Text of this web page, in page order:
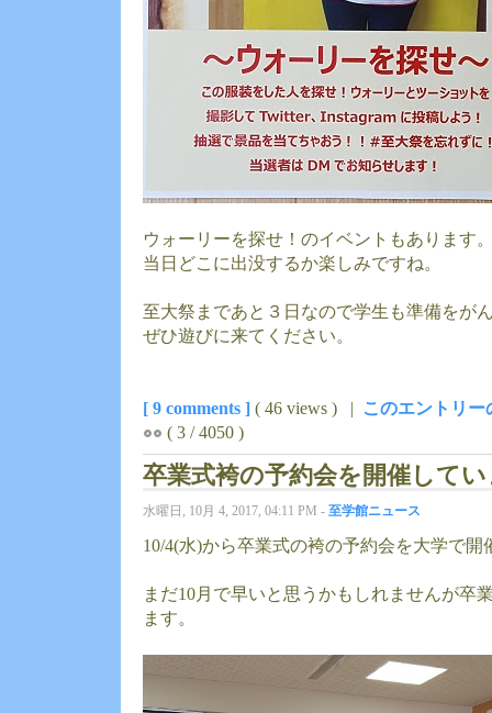
ウォーリーを探せ！のイベントもあります
当日どこに出没するか楽しみですね。
至大祭まであと３日なので学生も準備をが
ぜひ遊びに来てください。
[ 9 comments ] ( 46 views ) | このエントリ
( 3 / 4050 )
卒業式袴の予約会を開催して
水曜日, 10月 4, 2017, 04:11 PM - 至学館ニュース
10/4(水)から卒業式の袴の予約会を大学で開
まだ10月で早いと思うかもしれませんが卒
ます。